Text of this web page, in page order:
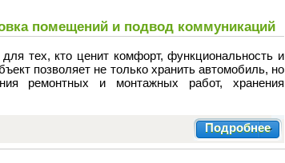
помещений и подвод коммуникаций
тех, кто ценит комфорт, функциональность и
позволяет не только хранить автомобиль, но
ремонтных и монтажных работ, хранения
Подробнее